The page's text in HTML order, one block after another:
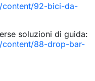
content/92-bici-da-
soluzioni di guida:
88-drop-bar-